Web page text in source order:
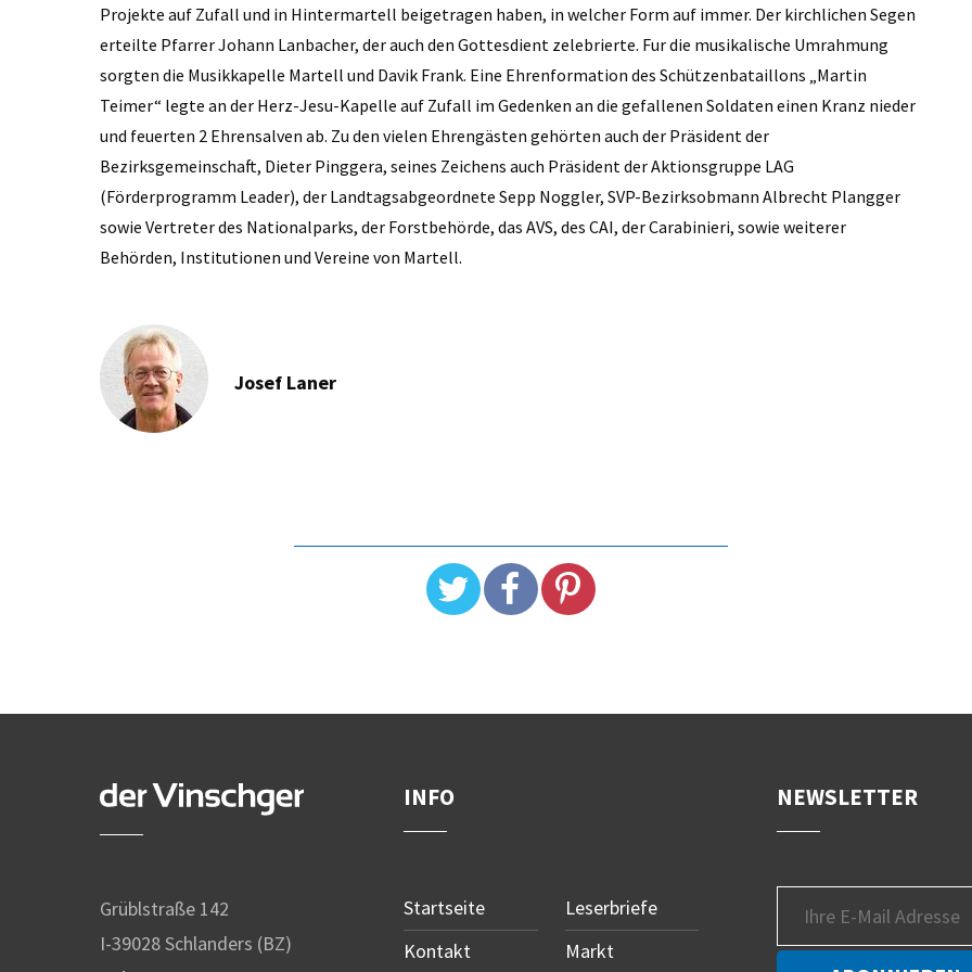
Projekte auf Zufall und in Hintermartell beigetragen haben, in welcher Form auf immer. Der kirchlichen Segen
erteilte Pfarrer Johann Lanbacher, der auch den Gottesdient zelebrierte. Fur die musikalische Umrahmung
sorgten die Musikkapelle Martell und Davik Frank. Eine Ehrenformation des Schützenbataillons „Martin
Teimer“ legte an der Herz-Jesu-Kapelle auf Zufall im Gedenken an die gefallenen Soldaten einen Kranz nieder
und feuerten 2 Ehrensalven ab. Zu den vielen Ehrengästen gehörten auch der Präsident der
Bezirksgemeinschaft, Dieter Pinggera, seines Zeichens auch Präsident der Aktionsgruppe LAG
(Förderprogramm Leader), der Landtagsabgeordnete Sepp Noggler, SVP-Bezirksobmann Albrecht Plangger
sowie Vertreter des Nationalparks, der Forstbehörde, das AVS, des CAI, der Carabinieri, sowie weiterer
Behörden, Institutionen und Vereine von Martell.
Josef Laner
Grüblstraße 142
I-39028 Schlanders (BZ)
INFO
Startseite
Kontakt
Leserbriefe
Markt
NEWSLETTER